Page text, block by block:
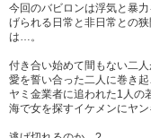
今回のバビロンは浮気と暴
げられる日常と非日常との
は…。
付き合い始めて間もない二人
愛を誓い合った二人に巻き
ヤミ金業者に追われた1人
海で女を探すイケメンにヤン